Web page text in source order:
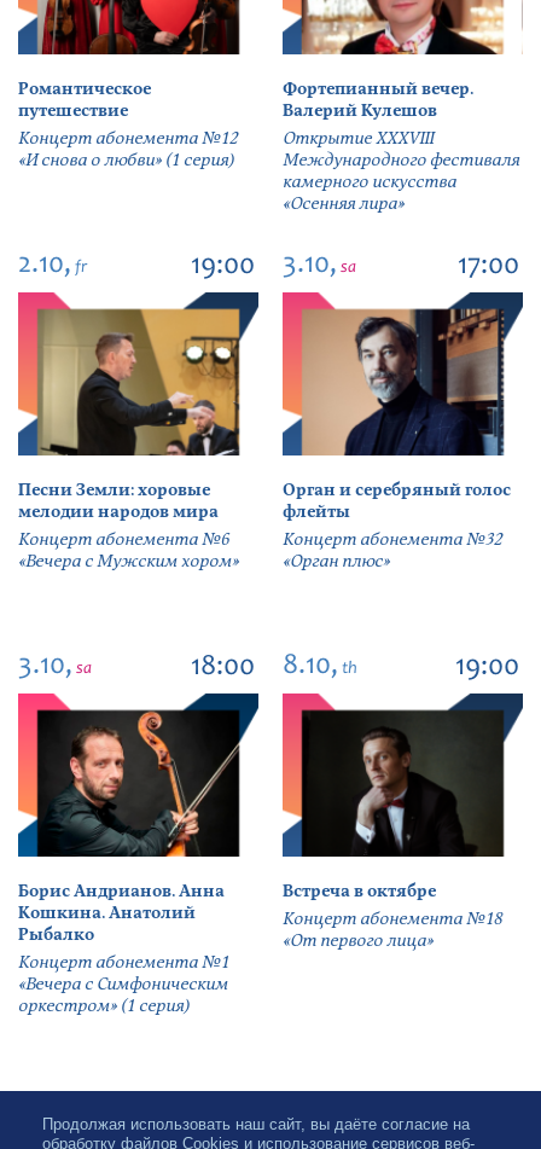
Романтическое
путешествие
Концерт абонемента №12
«И снова о любви» (1 серия)
Фортепианный вечер.
Валерий Кулешов
Открытие ХХХVIII
Международного фестиваля
камерного искусства
«Осенняя лира»
2.10, fr 19:00
Песни Земли: хоровые
мелодии народов мира
Концерт абонемента №6
«Вечера с Мужским хором»
3.10, sa 17:00
Орган и серебряный голос
флейты
Концерт абонемента №32
«Орган плюс»
3.10, sa 18:00
Борис Андрианов. Анна
Кошкина. Анатолий
Рыбалко
Концерт абонемента №1
«Вечера с Симфоническим
оркестром» (1 серия)
8.10, th 19:00
Встреча в октябре
Концерт абонемента №18
«От первого лица»
Продолжая использовать наш сайт, вы даёте согласие на
обработку файлов Cookies и использование сервисов веб-